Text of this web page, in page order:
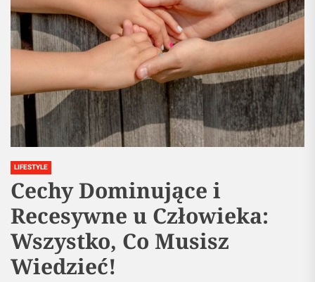
LIFESTYLE
Cechy Dominujące i
Recesywne u Człowieka:
Wszystko, Co Musisz
Wiedzieć!